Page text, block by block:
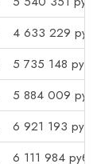
4 633 229 руб.
5 735 148 руб.
5 884 009 руб.
6 921 193 руб.
6 111 984 руб.